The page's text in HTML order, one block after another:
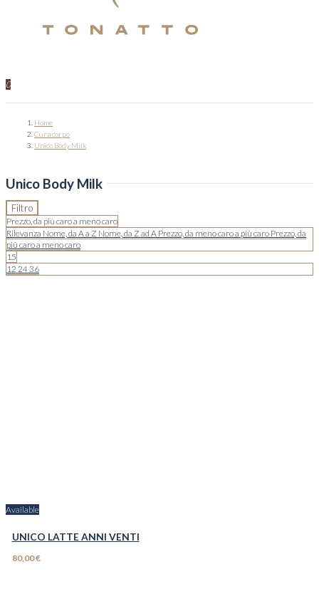
0
Home
Cura corpo
Unico Body Milk
Unico Body Milk
Filtro
Prezzo, da più caro a meno caro
Rilevanza Nome, da A a Z Nome, da Z ad A Prezzo, da meno caro a più caro Prezzo, da
più caro a meno caro
15
12 2436
Available
UNICO LATTE ANNI VENTI
80,00 €